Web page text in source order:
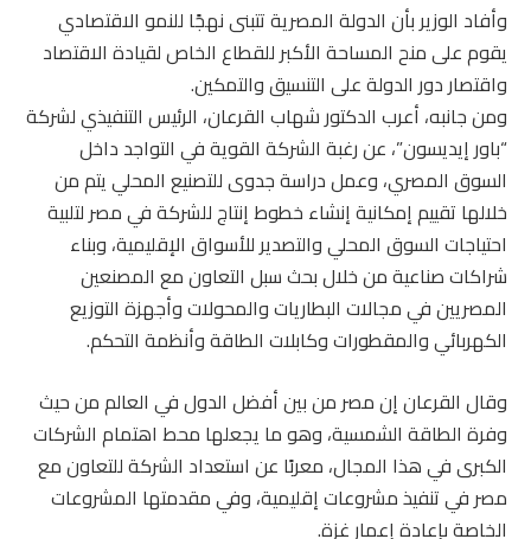
وأفاد الوزير بأن الدولة المصرية تتبنى نهجًا للنمو الاقتصادي
يقوم على منح المساحة الأكبر للقطاع الخاص لقيادة الاقتصاد
واقتصار دور الدولة على التنسيق والتمكين.
ومن جانبه، أعرب الدكتور شهاب القرعان، الرئيس التنفيذي لشركة
“باور إيديسون”، عن رغبة الشركة القوية في التواجد داخل
السوق المصري، وعمل دراسة جدوى للتصنيع المحلي يتم من
خلالها تقييم إمكانية إنشاء خطوط إنتاج للشركة في مصر لتلبية
احتياجات السوق المحلي والتصدير للأسواق الإقليمية، وبناء
شراكات صناعية من خلال بحث سبل التعاون مع المصنعين
المصريين في مجالات البطاريات والمحولات وأجهزة التوزيع
الكهربائي والمقطورات وكابلات الطاقة وأنظمة التحكم.
وقال القرعان إن مصر من بين أفضل الدول في العالم من حيث
وفرة الطاقة الشمسية، وهو ما يجعلها محط اهتمام الشركات
الكبرى في هذا المجال، معربًا عن استعداد الشركة للتعاون مع
مصر في تنفيذ مشروعات إقليمية، وفي مقدمتها المشروعات
الخاصة بإعادة إعمار غزة.